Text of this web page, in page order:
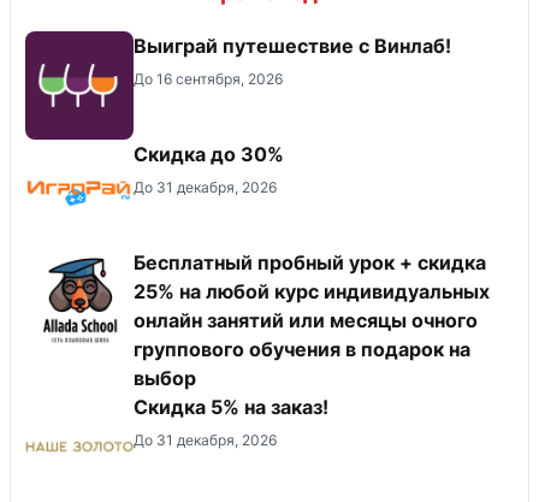
Выиграй путешествие с Винлаб!
До 16 сентября, 2026
Скидка до 30%
До 31 декабря, 2026
Бесплатный пробный урок + скидка
25% на любой курс индивидуальных
онлайн занятий или месяцы очного
группового обучения в подарок на
выбор
Скидка 5% на заказ!
До 31 декабря, 2026